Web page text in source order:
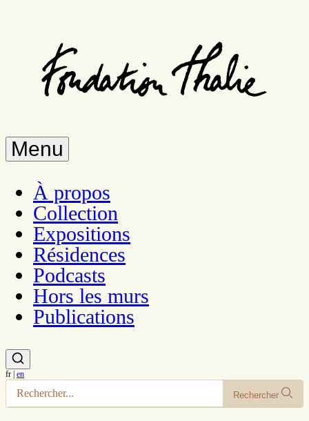
Menu
À propos
Collection
Expositions
Résidences
Podcasts
Hors les murs
Publications
fr | en
Rechercher